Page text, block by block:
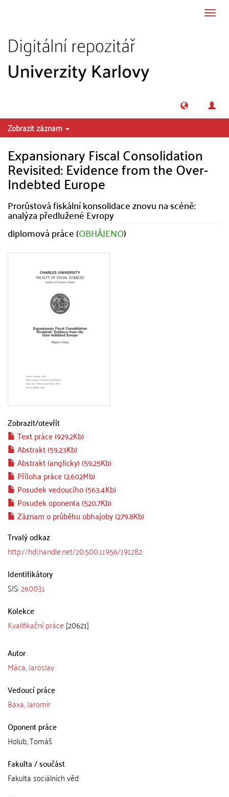
Zobrazit záznam
Expansionary Fiscal Consolidation
Revisited: Evidence from the Over-
Indebted Europe
Prorůstová fiskální konsolidace znovu na scéně:
analýza předlužené Evropy
diplomová práce (OBHÁJENO)
Zobrazit/otevřít
Text práce (929.2Kb)
Abstrakt (59.23Kb)
Abstrakt (anglicky) (59.25Kb)
Příloha práce (2.602Mb)
Posudek vedoucího (563.4Kb)
Posudek oponenta (520.7Kb)
Záznam o průběhu obhajoby (279.8Kb)
Trvalý odkaz
http://hdl.handle.net/20.500.11956/191282
Identifikátory
SIS:260031
Kolekce
Kvalifikační práce [20621]
Autor
Máca, Jaroslav
Vedoucí práce
Baxa, Jaromír
Oponent práce
Holub, Tomáš
Fakulta / součást
Fakulta sociálních věd